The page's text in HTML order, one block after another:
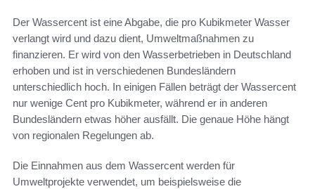
Der Wassercent ist eine Abgabe, die pro Kubikmeter Wasser
verlangt wird und dazu dient, Umweltmaßnahmen zu
finanzieren. Er wird von den Wasserbetrieben in Deutschland
erhoben und ist in verschiedenen Bundesländern
unterschiedlich hoch. In einigen Fällen beträgt der Wassercent
nur wenige Cent pro Kubikmeter, während er in anderen
Bundesländern etwas höher ausfällt. Die genaue Höhe hängt
von regionalen Regelungen ab.
Die Einnahmen aus dem Wassercent werden für
Umweltprojekte verwendet, um beispielsweise die